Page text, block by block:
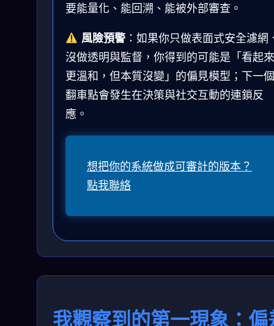
要能量化、能回溯、能被外部審查。
風險預警：如果你只做表面式安全濾網
沒做透明與監督，你得到的可能是「看起來
更溫和，但本質沒變」的偏見模型；下一個
翻車點會發生在決策與社交互動的連鎖反
應。
想把你的系統做成可審計的版本？
點我聯絡
我觀察到的第一現象：偏